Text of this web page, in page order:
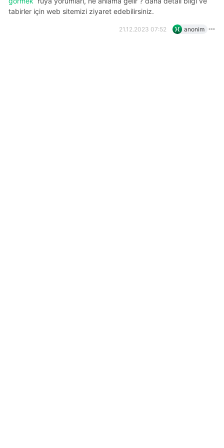
tabirler için web sitemizi ziyaret edebilirsiniz.
21.12.2023 07:52 anonim